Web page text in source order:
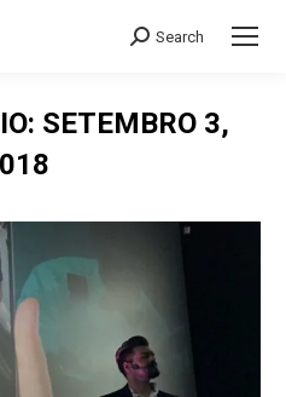
Search:
Search
SETEMBRO 3,